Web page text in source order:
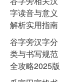
字读音与意义
解析实用指南
谷字旁汉字分
类与书写规范
全攻略2025版